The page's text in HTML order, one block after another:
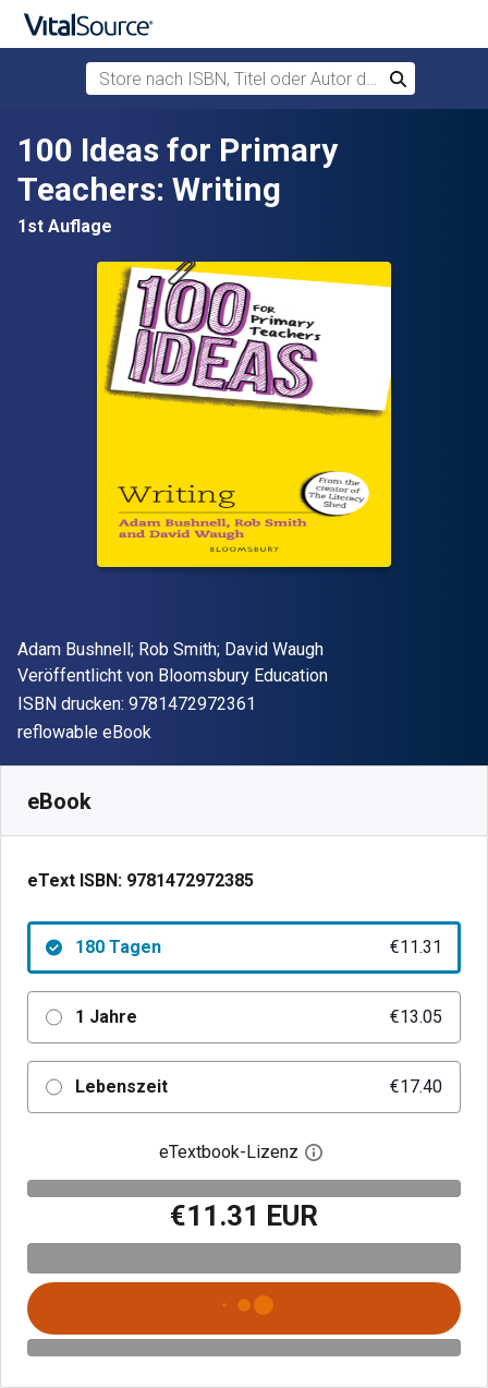
Zum Hauptinhalt springen
Store nach ISBN, Titel oder Autor durchsuchen
Suchen
100 Ideas for Primary
Teachers: Writing
1st Auflage
Autor(en)
Adam Bushnell; Rob Smith; David Waugh
Verleger
Veröffentlicht von Bloomsbury Education
ISBN drucken: 9781472972361
Format
reflowable eBook
eBook
eText ISBN: 9781472972385
180 Tagen €11.31
1 Jahre €13.05
Lebenszeit €17.40
eTextbook-Lizenz Digitalen
€11.31 EUR